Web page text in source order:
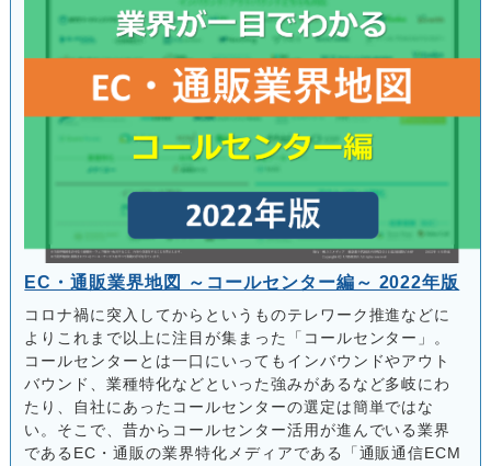
EC・通販業界地図 ～コールセンター編～ 2022年版
コロナ禍に突入してからというものテレワーク推進などに
よりこれまで以上に注目が集まった「コールセンター」。
コールセンターとは一口にいってもインバウンドやアウト
バウンド、業種特化などといった強みがあるなど多岐にわ
たり、自社にあったコールセンターの選定は簡単ではな
い。そこで、昔からコールセンター活用が進んでいる業界
であるEC・通販の業界特化メディアである「通販通信ECM